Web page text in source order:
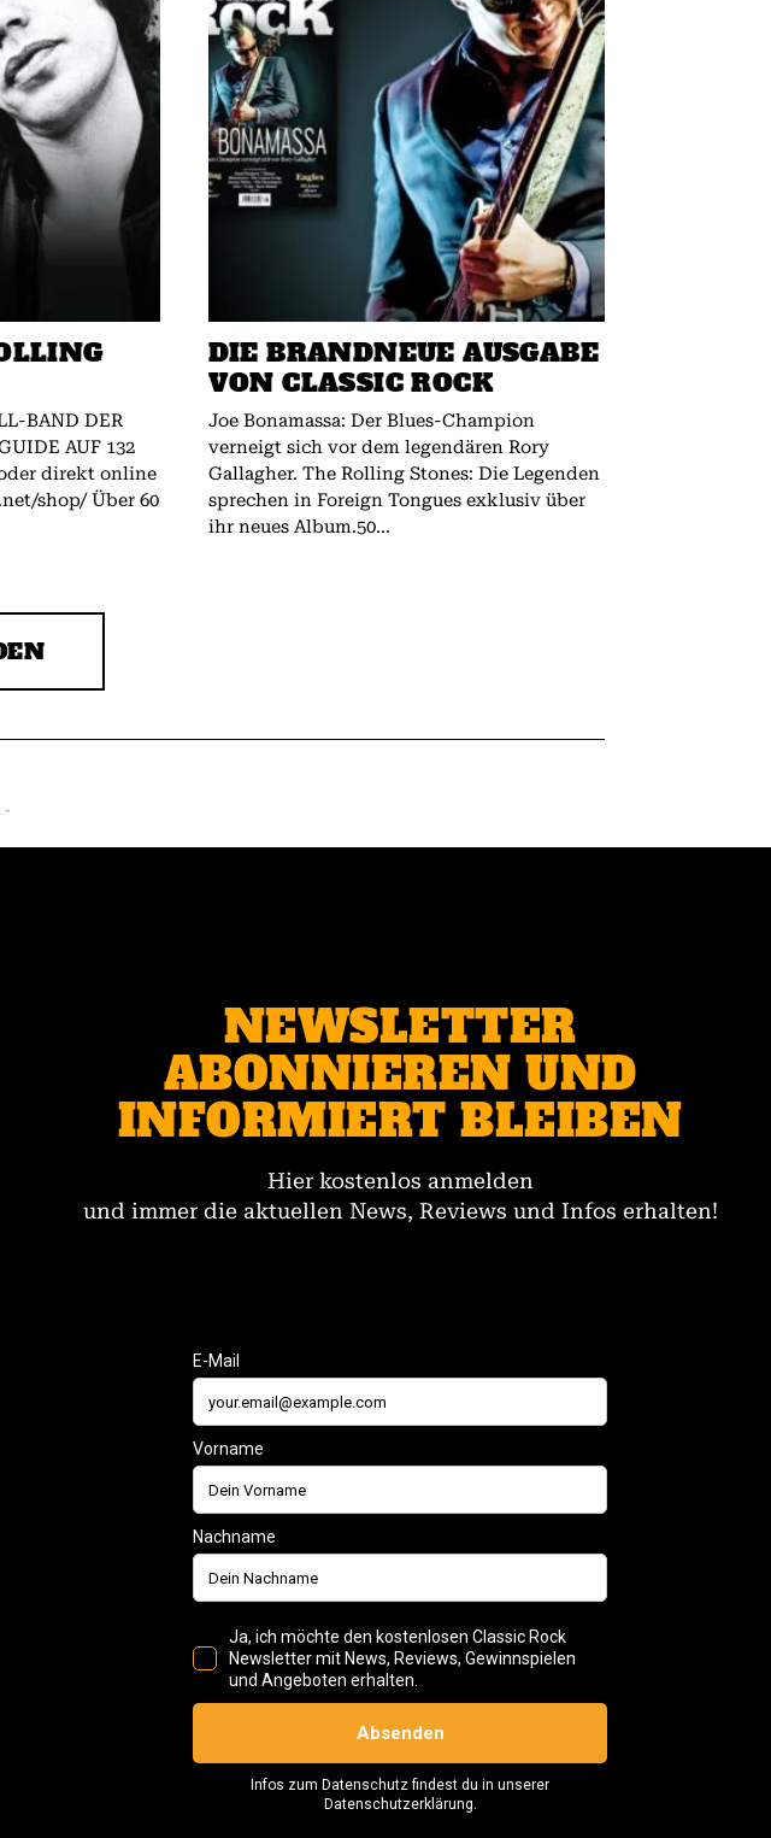
BAND DER
AUF 132
direkt online
Über 60
DIE BRANDNEUE AUSGABE
VON CLASSIC ROCK
Joe Bonamassa: Der Blues-Champion
verneigt sich vor dem legendären Rory
Gallagher. The Rolling Stones: Die Legenden
sprechen in Foreign Tongues exklusiv über
ihr neues Album.50...
-
NEWSLETTER
ABONNIEREN UND
INFORMIERT BLEIBEN
Hier kostenlos anmelden
und immer die aktuellen News, Reviews und Infos erhalten!